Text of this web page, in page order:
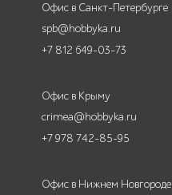
Офис в Санкт-Петербурге
spb@hobbyka.ru
+7 812 649-03-73
Офис в Крыму
crimea@hobbyka.ru
+7 978 742-85-95
Офис в Нижнем Новгороде